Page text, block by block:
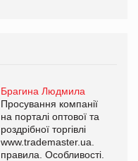
Брагина Людмила
Просування компанії
на порталі оптової та
роздрібної торгівлі
www.trademaster.ua.
правила. Особливості.